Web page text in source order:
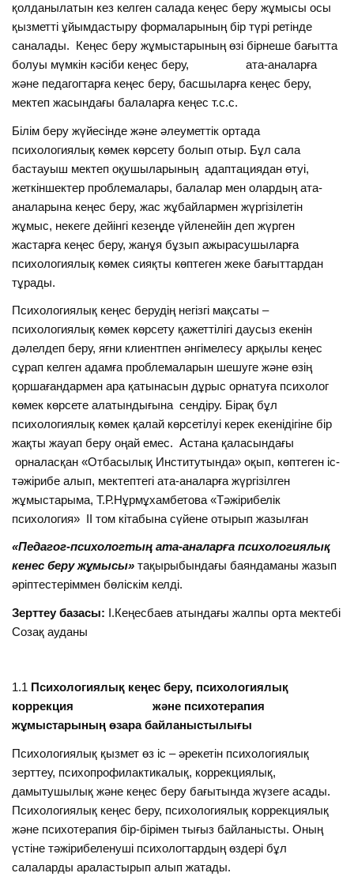
қолданылатын кез келген салада кеңес беру жұмысы осы
қызметті ұйымдастыру формаларының бір түрі ретінде
саналады. Кеңес беру жұмыстарының өзі бірнеше бағытта
болуы мүмкін кәсіби кеңес беру, ата-аналарға
және педагогтарға кеңес беру, басшыларға кеңес беру,
мектеп жасындағы балаларға кеңес т.с.с.
Білім беру жүйесінде және әлеуметтік ортада
психологиялық көмек көрсету болып отыр. Бұл сала
бастауыш мектеп оқушыларының адаптациядан өтуі,
жеткіншектер проблемалары, балалар мен олардың ата-
аналарына кеңес беру, жас жұбайлармен жүргізілетін
жұмыс, некеге дейінгі кезеңде үйленейін деп жүрген
жастарға кеңес беру, жанұя бұзып ажырасушыларға
психологиялық көмек сияқты көптеген жеке бағыттардан
тұрады.
Психологиялық кеңес берудің негізгі мақсаты –
психологиялық көмек көрсету қажеттілігі даусыз екенін
дәлелдеп беру, яғни клиентпен әнгімелесу арқылы кеңес
сұрап келген адамға проблемаларын шешуге және өзің
қоршағандармен ара қатынасын дұрыс орнатуға психолог
көмек көрсете алатындығына сендіру. Бірақ бұл
психологиялық көмек қалай көрсетілуі керек екенідігіне бір
жақты жауап беру оңай емес. Астана қаласындағы
орналасқан «Отбасылық Институтында» оқып, көптеген іс-
тәжірибе алып, мектептегі ата-аналарға жүргізілген
жұмыстарыма, Т.Р.Нұрмұхамбетова «Тәжірибелік
психология» ІІ том кітабына сүйене отырып жазылған
«Педагог-психологтың ата-аналарға психологиялық
кенес беру жұмысы» тақырыбындағы баяндаманы жазып
әріптестеріммен бөліскім келді.
Зерттеу базасы: І.Кеңесбаев атындағы жалпы орта мектебі
Созақ ауданы
1.1 Психологиялық кеңес беру, психологиялық
коррекция және психотерапия
жұмыстарының өзара байланыстылығы
Психологиялық қызмет өз іс – әрекетін психологиялық
зерттеу, психопрофилактикалық, коррекциялық,
дамытушылық және кеңес беру бағытында жүзеге асады.
Психологиялық кеңес беру, психологиялық коррекциялық
және психотерапия бір-бірімен тығыз байланысты. Оның
үстіне тәжірибеленуші психологтардың өздері бұл
салаларды араластырып алып жатады.